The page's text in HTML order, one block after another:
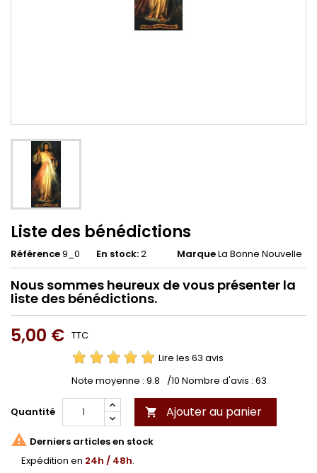
Liste des bénédictions
Référence9_0 En stock:2 MarqueLa Bonne Nouvelle
Nous sommes heureux de vous présenter la
liste des bénédictions.
5,00 € TTC
Lire les 63 avis
Note moyenne : 9.8 /10 Nombre d'avis : 63
Quantité  Ajouter au panier
 Derniers articles en stock
Expédition en 24h / 48h.